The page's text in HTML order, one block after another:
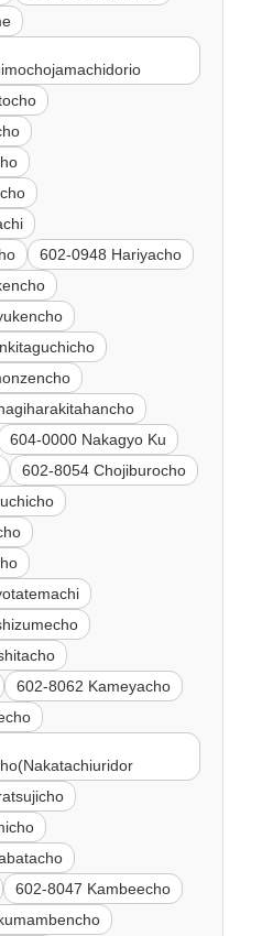
602-0948 Hariyacho
604-0000 Nakagyo Ku
602-8054 Chojiburocho
602-8062 Kameyacho
602-8047 Kambeecho